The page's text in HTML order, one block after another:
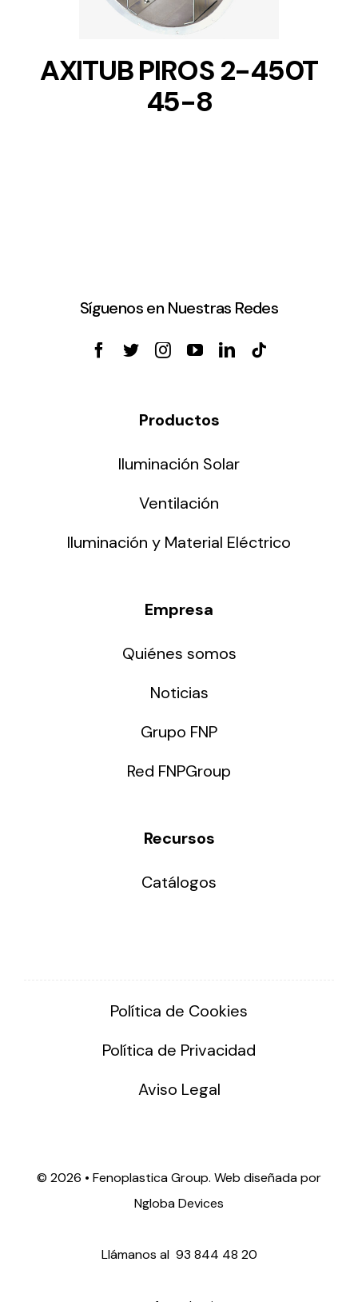
AXITUB PIROS 2-450T
45-8
Síguenos en Nuestras Redes
Productos
Iluminación Solar
Ventilación
Iluminación y Material Eléctrico
Empresa
Quiénes somos
Noticias
Grupo FNP
Red FNPGroup
Recursos
Catálogos
Política de Cookies
Política de Privacidad
Aviso Legal
© 2026 • Fenoplastica Group. Web diseñada por
Ngloba Devices
Llámanos al 93 844 48 20